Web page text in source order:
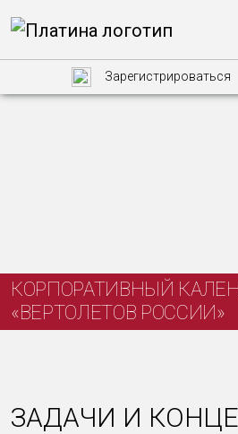
Зарегистрироваться
КОРПОРАТИВНЫЙ
«ВЕРТОЛЕТОВ РОССИИ»
ЗАДАЧИ И